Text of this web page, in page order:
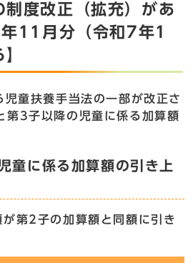
制度改正（拡充）があ
11月分（令和7年1
童扶養手当法の一部が改正さ
第3子以降の児童に係る加算額
童に係る加算額の引き上
第2子の加算額と同額に引き